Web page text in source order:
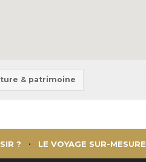
& patrimoine
? LE VOYAGE SUR-MESURE